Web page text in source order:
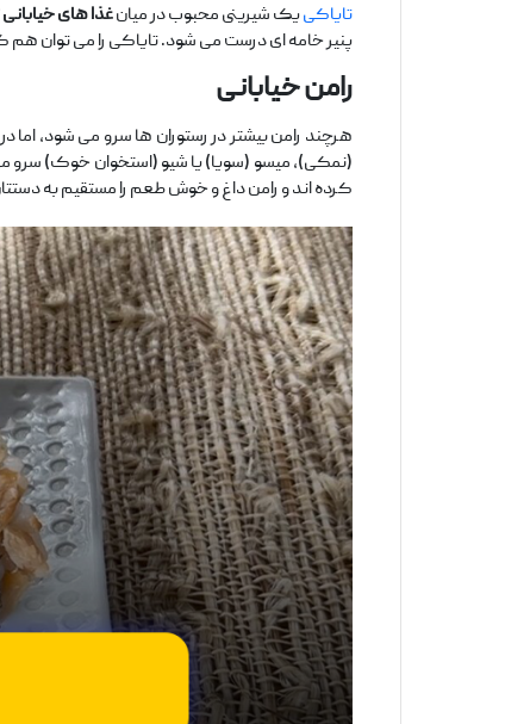
تایاکییک شیرینی محبوب در میانغذا های خیابانی
پنیر خامه‌ ای درست می‌ شود. تایاکی را می ‌توان
رامن خیابانی
هرچند رامن بیشتر در رستوران‌ ها سرو می ‌شود،
(نمکی)، میسو (سویا) یا شیو (استخوان خوک) سرو
کرده ‌اند و رامن داغ و خوش ‌طعم را مستقیم به